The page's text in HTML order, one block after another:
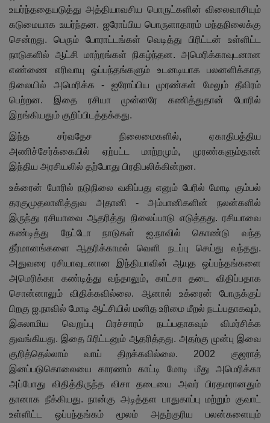
உயர்ந்ததையடுத்து அத்தியாவசிய பொருட்களின் விலைவாசியும்
கடுமையாக உயர்ந்தன. ஐரோப்பிய பொருளாதாரம் மந்தநிலைக்கு
சென்றது. பெரும் போராட்டங்கள் வெடித்து பிரிட்டன் உள்ளிட்ட
நாடுகளில் ஆட்சி மாற்றங்கள் நிகழ்ந்தன. அமெரிக்காவுடனான
எண்ணை எரிவாயு ஒப்பந்தங்களும் உடனடியாக பலனளிக்காத
நிலையில் அமெரிக்க - ஐரோப்பிய முரண்கள் மேலும் தீவிரம்
பெற்றன. இதை ரசியா முன்னரே கணித்துதான் போரில்
இறங்கியதும் குறிப்பிடத்தக்கது.
இந்த சர்வதேச நிலைமைகளில், ஏகாதிபத்திய
அணிச்சேர்க்கையில் ஏற்பட்ட மாற்றமும், முரண்களும்தான்
இந்திய அரசியலில் தற்போது பிரதிபலிக்கின்றன.
உக்ரைன் போரில் நடுநிலை வகிப்பது எனும் பேரில் மோடி கும்பல்
தரகுமுதலாளித்துவ அதானி - அம்பானிகளின் நலன்களில்
இருந்து ரசியாவை ஆதரித்து நிலைப்பாடு எடுத்தது. ரசியாவை
கண்டித்து நேட்டோ நாடுகள் ஐ.நாவில் கொண்டு வந்த
தீர்மானங்களை ஆதரிக்காமல் வெளி நடப்பு செய்து வந்தது.
அதுவரை ரசியாவுடனான இந்தியாவின் ஆயுத ஒப்பந்தங்களை
அமெரிக்கா கண்டித்து வந்தாலும், காட்சா தடை விதிப்பதாக
சொன்னாலும் விதிக்கவில்லை. ஆனால் உக்ரைன் போருக்குப்
பிறகு ஐ.நாவில் மோடி ஆட்சியில் மனித உரிமை மீறல் நடப்பதாகவும்,
இசுலாமிய வெறுப்பு பிரச்சாரம் நடப்பதாகவும் விமர்சிக்க
துவங்கியது. இதை பிரிட்டனும் ஆதரித்தது. அதற்கு முன்பு இவை
குறித்தெல்லாம் வாய் திறக்கவில்லை. 2002 குஜராத்
இனப்படுகொலையை காரணம் காட்டி மோடி மீது அமெரிக்கா
அப்போது விதித்திருந்த விசா தடையை அவர் பிரதமரானதும்
தானாக நீக்கியது. நான்கு அடித்தள பாதுகாப்பு மற்றும் குவாட்
உள்ளிட்ட ஒப்பந்தங்கம் மூலம் அதற்குரிய பலன்களையும்